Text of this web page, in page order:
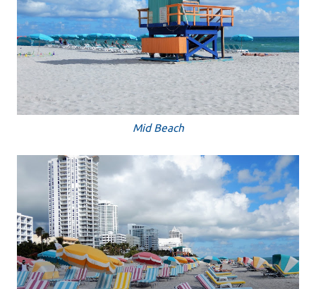
Mid Beach